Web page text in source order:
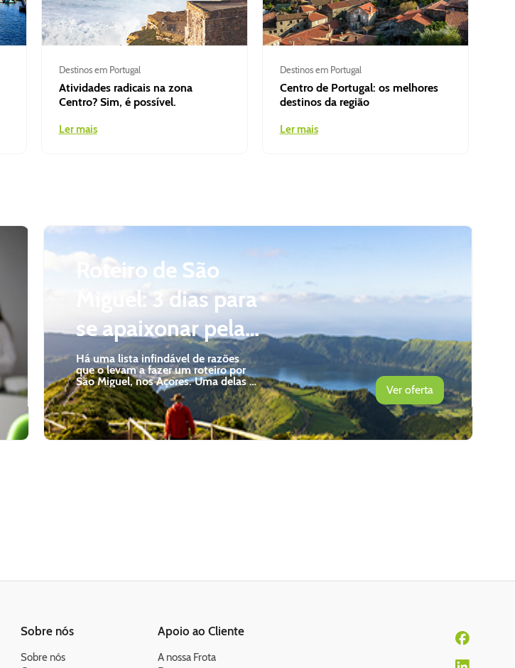
Destinos em Portugal
Atividades radicais na zona
Centro? Sim, é possível.
Ler mais
Destinos em Portugal
Centro de Portugal: os melhores
destinos da região
Ler mais
Roteiro de São
Miguel: 3 dias para
se apaixonar pela
maior ilha
Açoreana
Há uma lista infindável de razões
que o levam a fazer um roteiro por
São Miguel, nos Açores. Uma delas é
a beleza natural de tudo com o que
se cruza. Desde as lagoas às
montanhas verdejantes, a viagem
será inesquecível.
Ver oferta
Sobre nós
Sobre nós
Apoio ao Cliente
A nossa Frota